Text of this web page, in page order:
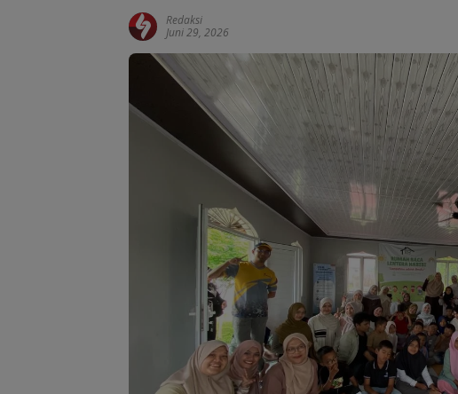
Redaksi
Juni 29, 2026